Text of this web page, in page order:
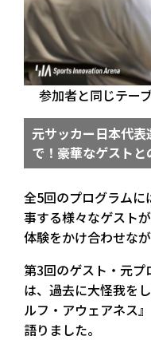
参加者と同じテー
元サッカー日本代
で！豪華なゲスト
全5回のプログラム
事する様々なゲスト
体験をかけ合わせな
第3回のゲスト・元
は、過去に大怪我を
ルフ・アウェアネス
語りました。